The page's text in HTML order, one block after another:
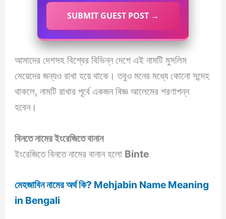
SUBMIT GUEST POST →
আমাদের দেশসহ বিশ্বের বিভিন্ন দেশে এই নামটি মুসলিম
মেয়েদের জন্যও রাখা হয়ে থাকে। তবুও মনের মধ্যে কোনো সন্দেহ
থাকলে, নামটি রাখার পূর্বে একজন বিজ্ঞ আলেমের শরণাপন্ন
হবেন।
বিনতে নামের ইংরেজিতে বানান
ইংরেজিতে বিনতে নামের বানান হলো Binte
মেহজাবিন নামের অর্থ কি? Mehjabin Name Meaning
in Bengali